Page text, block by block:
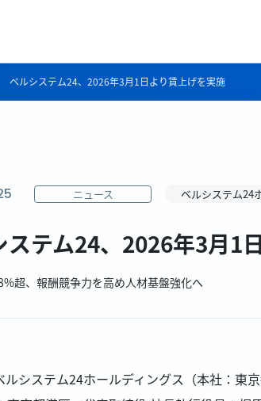
ベルシステム24、2026年3月1日より賃上げを実施
ニュース ベルシステム24
ステム24、2026年3月1
超、報酬競争力を高め人材基盤強化へ
ルシステム24ホールディングス（本社：東